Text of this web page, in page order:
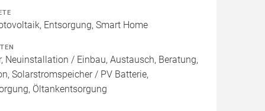
Entsorgung, Smart Home
Neuinstallation / Einbau, Austausch, Beratung,
Solarstromspeicher / PV Batterie,
Öltankentsorgung